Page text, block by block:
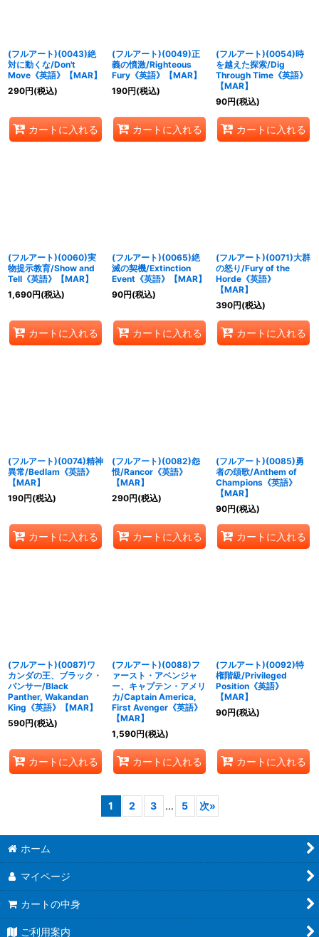
(フルアート)(0043)絶
対に動くな/Don't
Move《英語》【MAR】
290円(税込)
カートに入れる
(フルアート)(0049)正
義の憤激/Righteous
Fury《英語》【MAR】
190円(税込)
カートに入れる
(フルアート)(0054)時
を越えた探索/Dig
Through Time《英語》
【MAR】
90円(税込)
カートに入れる
(フルアート)(0060)実
物提示教育/Show and
Tell《英語》【MAR】
1,690円(税込)
カートに入れる
(フルアート)(0065)絶
滅の契機/Extinction
Event《英語》【MAR】
90円(税込)
カートに入れる
(フルアート)(0071)大群
の怒り/Fury of the
Horde《英語》
【MAR】
390円(税込)
カートに入れる
(フルアート)(0074)精神
異常/Bedlam《英語》
【MAR】
190円(税込)
カートに入れる
(フルアート)(0082)怨
恨/Rancor《英語》
【MAR】
290円(税込)
カートに入れる
(フルアート)(0085)勇
者の頌歌/Anthem of
Champions《英語》
【MAR】
90円(税込)
カートに入れる
(フルアート)(0087)ワ
カンダの王、ブラック・
パンサー/Black
Panther, Wakandan
King《英語》【MAR】
590円(税込)
カートに入れる
(フルアート)(0088)フ
ァースト・アベンジャ
ー、キャプテン・アメリ
カ/Captain America,
First Avenger《英語》
【MAR】
1,590円(税込)
カートに入れる
(フルアート)(0092)特
権階級/Privileged
Position《英語》
【MAR】
90円(税込)
カートに入れる
1 2 3 ... 5 次»
ホーム
マイページ
カートの中身
ご利用案内